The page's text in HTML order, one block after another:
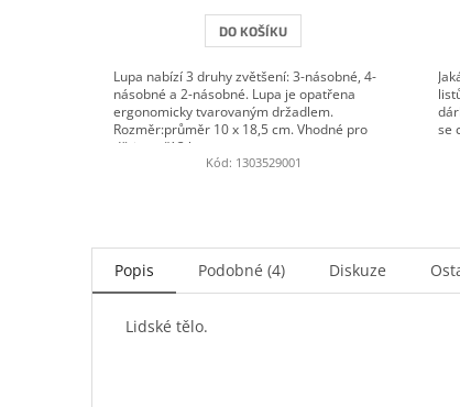
DO KOŠÍKU
Lupa nabízí 3 druhy zvětšení: 3-násobné, 4-
násobné a 2-násobné. Lupa je opatřena
ergonomicky tvarovaným držadlem.
Rozměr:průměr 10 x 18,5 cm. Vhodné pro
děti starší 3 let.
Kód: 1303529001
se
Popis Podobné (4) Diskuze
Lidské tělo.